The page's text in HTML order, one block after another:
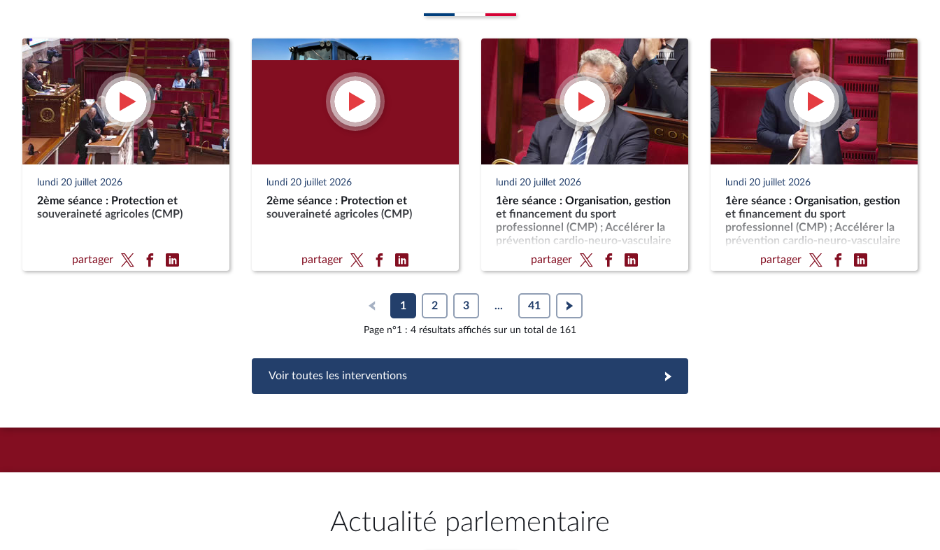
lundi 20 juillet 2026
2ème séance : Protection et
souveraineté agricoles (CMP)
partager
lundi 20 juillet 2026
2ème séance : Protection et
souveraineté agricoles (CMP)
partager
lundi 20 juillet 2026
1ère séance : Organisation, gestion
et financement du sport
professionnel (CMP) ; Accélérer la
prévention cardio-neuro-vasculaire
(CMP) ; Pour une montagne vivante
et souveraine (CMP)
partager
lundi 20 juillet 2026
1ère séance : Organisation, gestion
et financement du sport
professionnel (CMP) ; Accélérer la
prévention cardio-neuro-vasculaire
(CMP) ; Pour une montagne vivante
et souveraine (CMP)
partager
1 2 3 ... 41
Page n°1 : 4 résultats affichés sur un total de 161
Voir toutes les interventions
Actualité parlementaire